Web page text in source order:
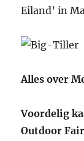
Eiland’ in
Alles over
Voordelig
Outdoor